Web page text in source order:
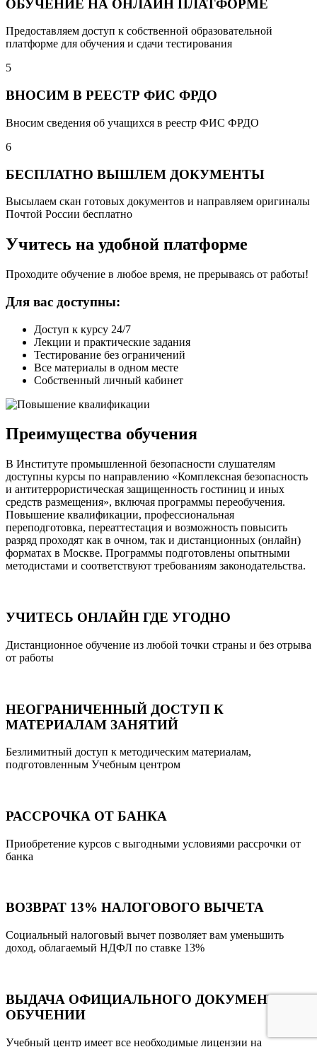
ОБУЧЕНИЕ НА ОНЛАЙН ПЛАТФОРМЕ
Предоставляем доступ к собственной образовательной
платформе для обучения и сдачи тестирования
5
ВНОСИМ В РЕЕСТР ФИС ФРДО
Вносим сведения об учащихся в реестр ФИС ФРДО
6
БЕСПЛАТНО ВЫШЛЕМ ДОКУМЕНТЫ
Высылаем скан готовых документов и направляем оригиналы
Почтой России бесплатно
Учитесь на удобной платформе
Проходите обучение в любое время, не прерываясь от работы!
Для вас доступны:
Доступ к курсу 24/7
Лекции и практические задания
Тестирование без ограничений
Все материалы в одном месте
Собственный личный кабинет
Преимущества обучения
В Институте промышленной безопасности слушателям
доступны курсы по направлению «Комплексная безопасность
и антитеррористическая защищенность гостиниц и иных
средств размещения», включая программы переобучения.
Повышение квалификации, профессиональная
переподготовка, переаттестация и возможность повысить
разряд проходят как в очном, так и дистанционных (онлайн)
форматах в Москве. Программы подготовлены опытными
методистами и соответствуют требованиям законодательства.
УЧИТЕСЬ ОНЛАЙН ГДЕ УГОДНО
Дистанционное обучение из любой точки страны и без отрыва
от работы
НЕОГРАНИЧЕННЫЙ ДОСТУП К
МАТЕРИАЛАМ ЗАНЯТИЙ
Безлимитный доступ к методическим материалам,
подготовленным Учебным центром
РАССРОЧКА ОТ БАНКА
Приобретение курсов с выгодными условиями рассрочки от
банка
ВОЗВРАТ 13% НАЛОГОВОГО ВЫЧЕТА
Социальный налоговый вычет позволяет вам уменьшить
доход, облагаемый НДФЛ по ставке 13%
ВЫДАЧА ОФИЦИАЛЬНОГО ДОКУМЕНТА ОБ
ОБУЧЕНИИ
Учебный центр имеет все необходимые лицензии на